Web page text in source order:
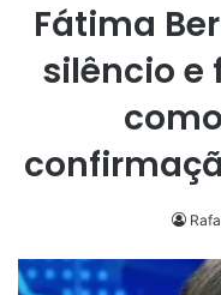
Fátima
silêncio e